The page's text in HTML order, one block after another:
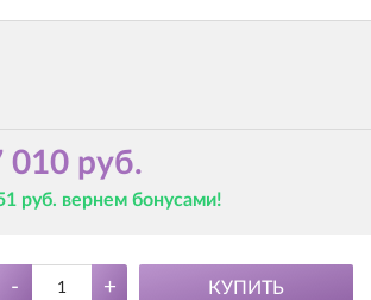
010 руб.
руб. вернем бонусами!
- + КУПИТЬ